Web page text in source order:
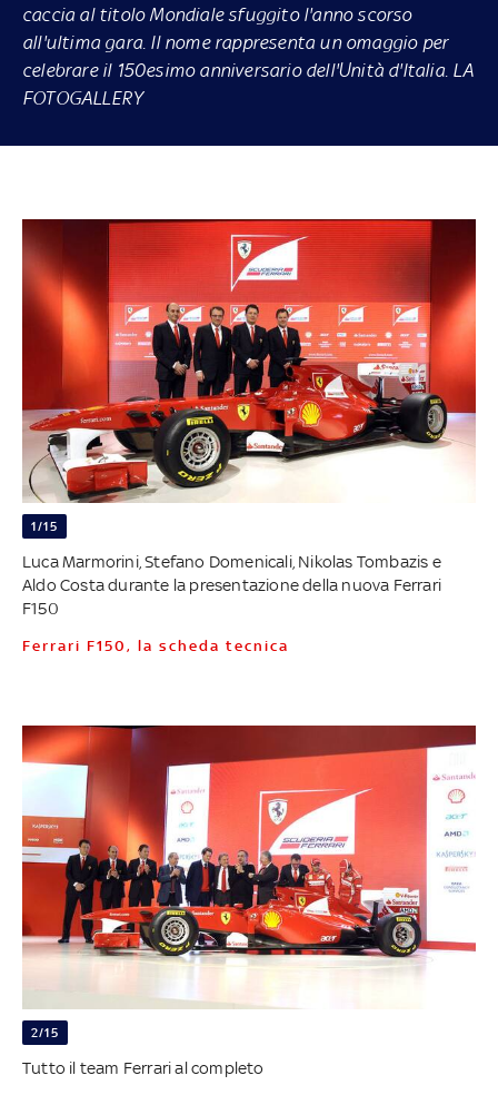
caccia al titolo Mondiale sfuggito l'anno scorso
all'ultima gara. Il nome rappresenta un omaggio per
celebrare il 150esimo anniversario dell'Unità d'Italia. LA
FOTOGALLERY
1/15
Luca Marmorini, Stefano Domenicali, Nikolas Tombazis e
Aldo Costa durante la presentazione della nuova Ferrari
F150
Ferrari F150, la scheda tecnica
2/15
Tutto il team Ferrari al completo